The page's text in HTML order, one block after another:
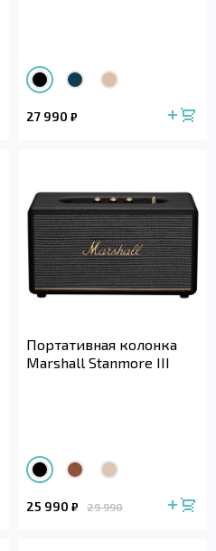
27 990 ₽
Портативная колонка
Marshall Stanmore III
25 990 ₽ 29 990